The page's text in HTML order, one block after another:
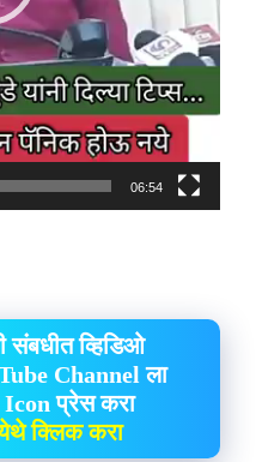
06:54
संबधीत व्हिडिओ
Channel ला
प्रेस करा
क्लिक करा